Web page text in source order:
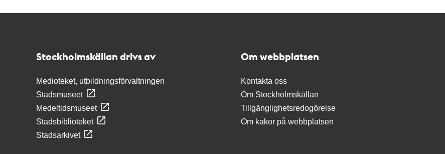
Stockholmskällan drivs av
Medioteket, utbildningsförvaltningen
Stadsmuseet
Medeltidsmuseet
Stadsbiblioteket
Stadsarkivet
Om webbplatsen
Kontakta oss
Om Stockholmskällan
Tillgänglighetsredogörelse
Om kakor på webbplatsen